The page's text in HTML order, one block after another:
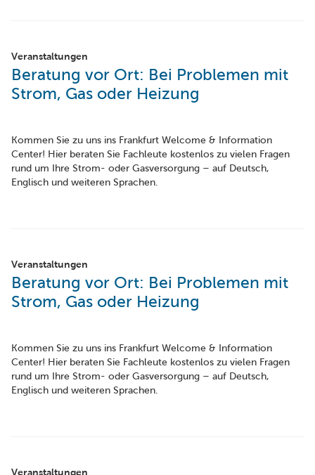
Veranstaltungen
Beratung vor Ort: Bei Problemen mit
Strom, Gas oder Heizung
Kommen Sie zu uns ins Frankfurt Welcome & Information
Center! Hier beraten Sie Fachleute kostenlos zu vielen Fragen
rund um Ihre Strom- oder Gasversorgung – auf Deutsch,
Englisch und weiteren Sprachen.
Veranstaltungen
Beratung vor Ort: Bei Problemen mit
Strom, Gas oder Heizung
Kommen Sie zu uns ins Frankfurt Welcome & Information
Center! Hier beraten Sie Fachleute kostenlos zu vielen Fragen
rund um Ihre Strom- oder Gasversorgung – auf Deutsch,
Englisch und weiteren Sprachen.
Veranstaltungen